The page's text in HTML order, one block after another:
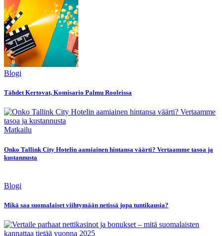
Blogi
Tähdet Kertovat, Komisario Palmu Rooleissa
Matkailu
Onko Tallink City Hotelin aamiainen hintansa väärti? Vertaamme tasoa ja
kustannusta
Blogi
Mikä saa suomalaiset viihtymään netissä jopa tuntikausia?